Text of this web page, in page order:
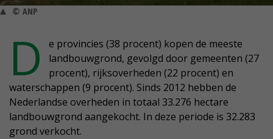
© ANP
D
e provincies (38 procent) kopen de meeste
landbouwgrond, gevolgd door gemeenten (27
procent), rijksoverheden (22 procent) en
waterschappen (9 procent). Sinds 2012 hebben de
Nederlandse overheden in totaal 33.276 hectare
landbouwgrond aangekocht. In deze periode is 32.283
grond verkocht.